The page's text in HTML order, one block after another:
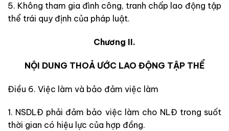
5. Không tham gia đình công, tranh chấp lao động tập
thể trái quy định của pháp luật.
Chương II.
NỘI DUNG THOẢ ƯỚC LAO ĐỘNG TẬP THỂ
Điều 6. Việc làm và bảo đảm việc làm
1. NSDLĐ phải đảm bảo việc làm cho NLĐ trong suốt
thời gian có hiệu lực của hợp đồng.